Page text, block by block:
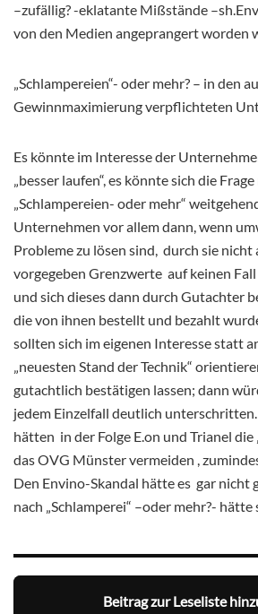
–zufällig? -eklatante Mißstände
von den Medien angeprangert worden
„Schlampereien“- oder mehr? – in den
Gewinnmaximierung verpflichteten
Es könnte im Interesse der
„besser laufen“, es könnte sich die Frage
„Schlampereien- oder mehr“
Unternehmen vor allem dann, wenn
Probleme zu lösen sind, durch sie nicht
vorgegeben Grenzwerte auf keinen
und sich dieses dann durch Gutachter
die von ihnen bestellt und bezahlt
sollten sich im eigenen Interesse statt
„neuesten Stand der Technik“
gutachtlich bestätigen lassen; dann
jedem Einzelfall deutlich
hätten in der Folge E.on und Trianel die
das OVG Münster vermeiden ,
Den Envino-Skandal hätte es gar nicht
nach „Schlamperei“ –oder mehr?-
Beitrag zur Leseliste